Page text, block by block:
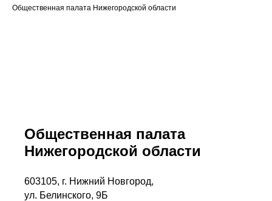
Общественная палата Нижегородской области
Общественная палата
Нижегородской области
603105, г. Нижний Новгород,
ул. Белинского, 9Б